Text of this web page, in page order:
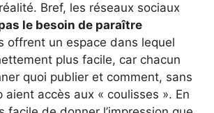
Bref, les réseaux sociaux
le besoin de paraître
offrent un espace dans lequel
plus facile, car chacun
quoi publier et comment, sans
aient accès aux « coulisses ». En